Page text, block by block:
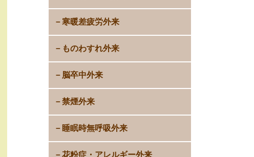
寒暖差疲労外来
ものわすれ外来
脳卒中外来
禁煙外来
睡眠時無呼吸外来
花粉症・アレルギー外来